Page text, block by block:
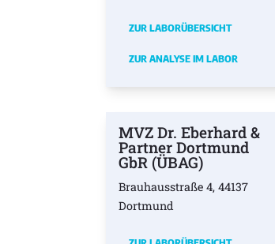
ZUR LABORÜBERSICHT
ZUR ANALYSE IM LABOR
MVZ Dr. Eberhard &
Partner Dortmund
GbR (ÜBAG)
Brauhausstraße 4, 44137
Dortmund